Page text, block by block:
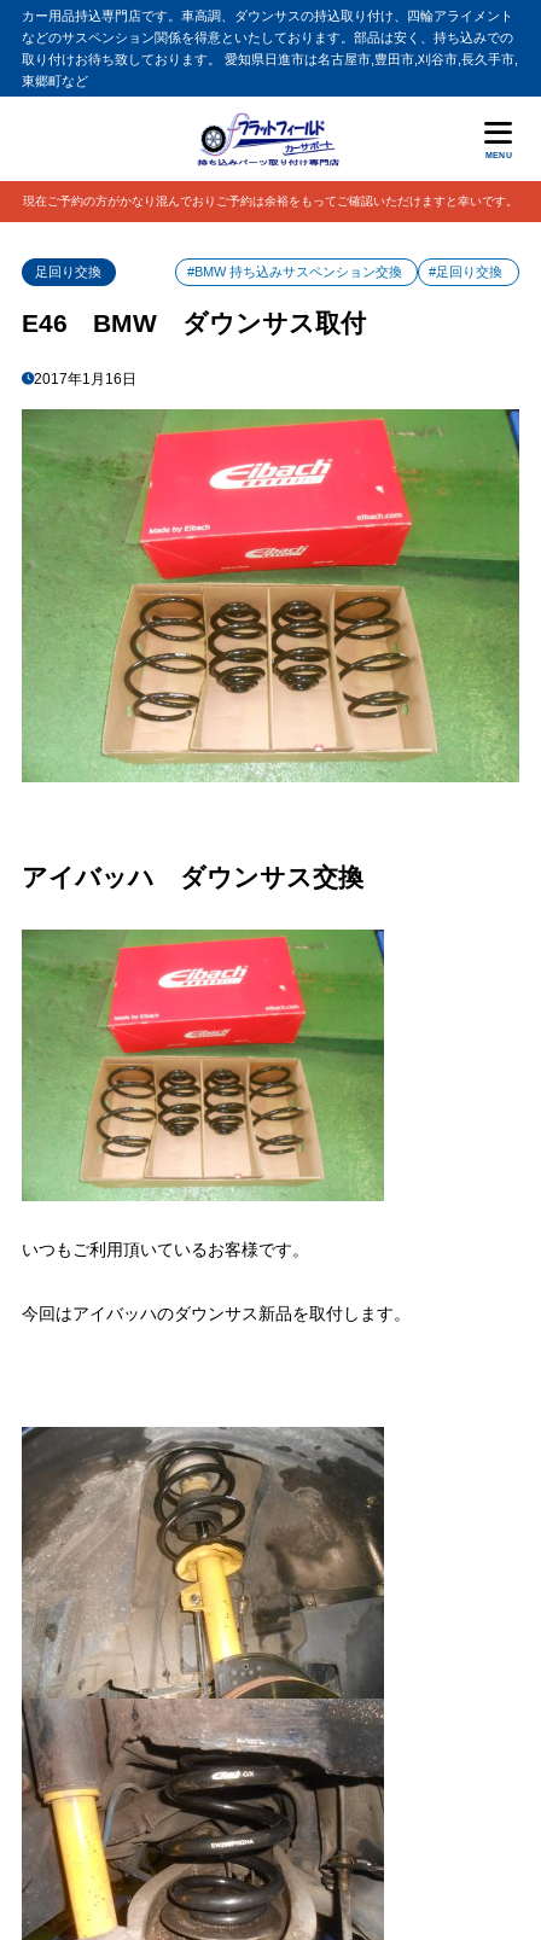
カー用品持込専門店です。車高調、ダウンサスの持込取り付け、四輪アライメント
などのサスペンション関係を得意といたしております。部品は安く、持ち込みでの
取り付けお待ち致しております。 愛知県日進市は名古屋市,豊田市,刈谷市,長久手市,
東郷町など
MENU
現在ご予約の方がかなり混んでおりご予約は余裕をもってご確認いただけますと幸いです。
足回り交換 #BMW 持ち込みサスペンション交換 #足回り交換
E46 BMW ダウンサス取付
2017年1月16日
アイバッハ ダウンサス交換
いつもご利用頂いているお客様です。
今回はアイバッハのダウンサス新品を取付します。